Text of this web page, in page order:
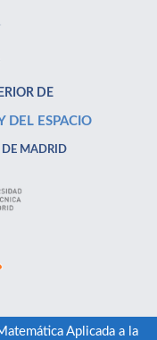
DE
DEL ESPACIO
MADRID
Aplicada a la